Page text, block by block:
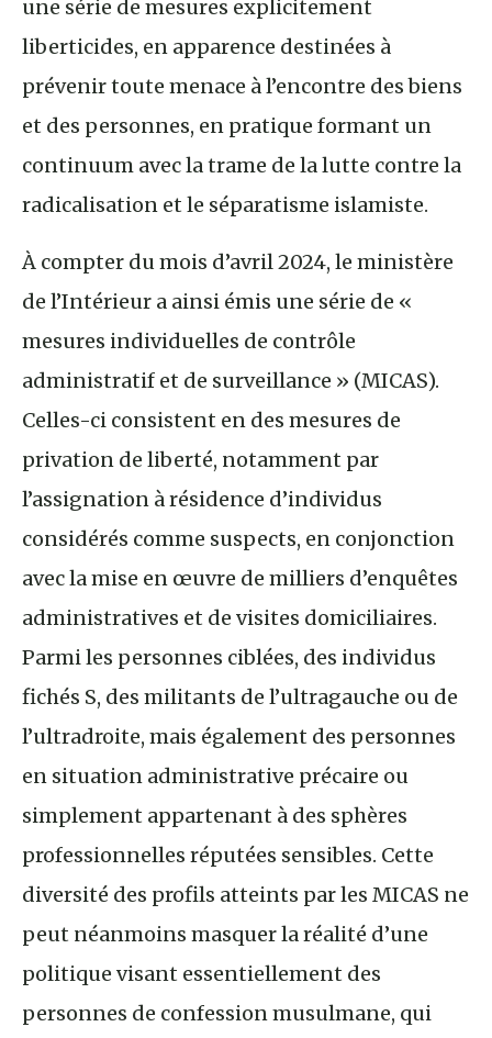
une série de mesures explicitement
liberticides, en apparence destinées à
prévenir toute menace à l’encontre des biens
et des personnes, en pratique formant un
continuum avec la trame de la lutte contre la
radicalisation et le séparatisme islamiste.
À compter du mois d’avril 2024, le ministère
de l’Intérieur a ainsi émis une série de «
mesures individuelles de contrôle
administratif et de surveillance » (MICAS).
Celles-ci consistent en des mesures de
privation de liberté, notamment par
l’assignation à résidence d’individus
considérés comme suspects, en conjonction
avec la mise en œuvre de milliers d’enquêtes
administratives et de visites domiciliaires.
Parmi les personnes ciblées, des individus
fichés S, des militants de l’ultragauche ou de
l’ultradroite, mais également des personnes
en situation administrative précaire ou
simplement appartenant à des sphères
professionnelles réputées sensibles. Cette
diversité des profils atteints par les MICAS ne
peut néanmoins masquer la réalité d’une
politique visant essentiellement des
personnes de confession musulmane, qui